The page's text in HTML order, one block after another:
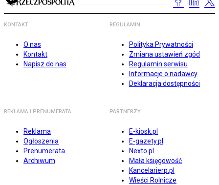
KONTAKT
O nas
Kontakt
Napisz do nas
REGULAMIN
Polityka Prywatności
Zmiana ustawień zgód
Regulamin serwisu
Informacje o nadawcy
Deklaracja dostępności
REKLAMA I PRENUMERATA
Reklama
Ogłoszenia
Prenumerata
Archiwum
PARTNERZY
E-kiosk.pl
E-gazety.pl
Nexto.pl
Mała księgowość
Kancelarierp.pl
Wieści Rolnicze